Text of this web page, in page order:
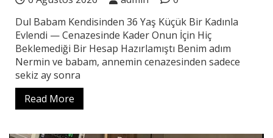
Dul Babam Kendisinden 36 Yaş Küçük Bir Kadınla
Evlendi — Cenazesinde Kader Onun İçin Hiç
Beklemediği Bir Hesap Hazırlamıştı Benim adım
Nermin ve babam, annemin cenazesinden sadece
sekiz ay sonra
Read More